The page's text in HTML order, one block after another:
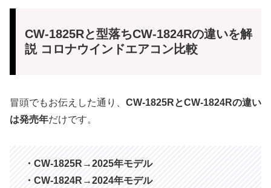
CW-1825Rと型落ちCW-1824Rの違いを解
説 コロナウインドエアコン比較
冒頭でもお伝えした通り、 CW-1825RとCW-1824Rの違い
は発売年だけです。
・CW-1825R→2025年モデル
・CW-1824R→2024年モデル